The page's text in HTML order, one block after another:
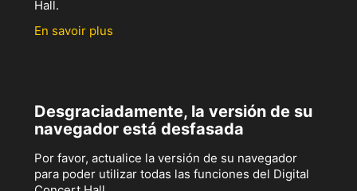
Hall.
En savoir plus
Desgraciadamente, la versión de su
navegador está desfasada
Por favor, actualice la versión de su navegador
para poder utilizar todas las funciones del Digital